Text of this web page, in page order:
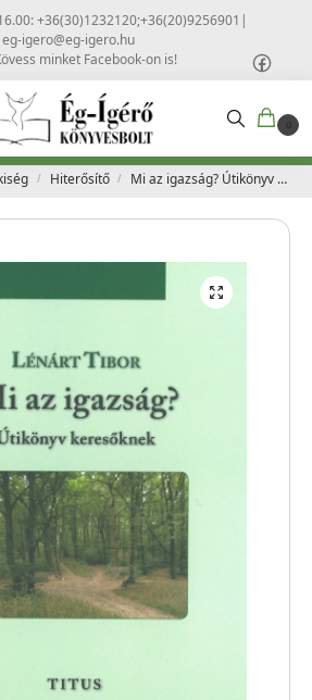
+36(30)1232120;+36(20)9256901 |
eg-igero@eg-igero.hu
minket Facebook-on is!
0
/ Hiterősítő / Mi az igazság? Útikönyv keresőknek – Lénárt Tibor – Titus